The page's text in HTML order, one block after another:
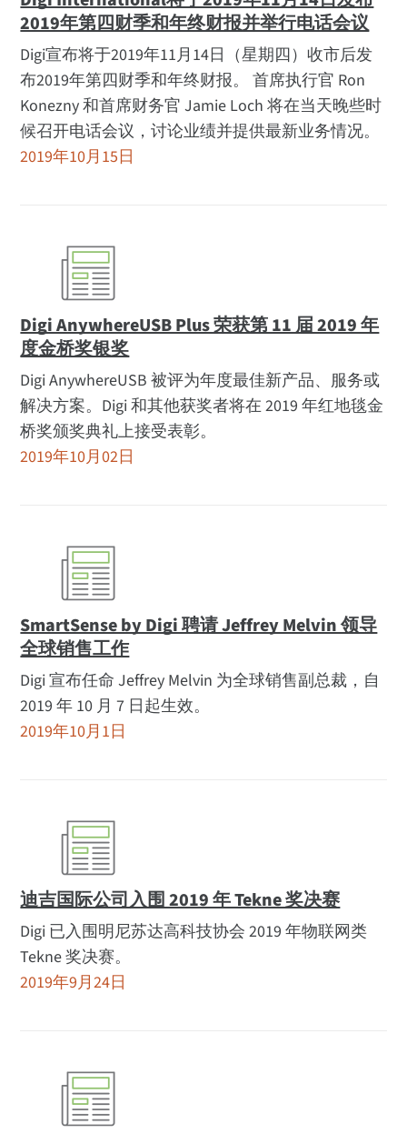
2019年第四财季和年终财报并举行电话会议
Digi宣布将于2019年11月14日（星期四）收市后发
布2019年第四财季和年终财报。 首席执行官 Ron
Konezny 和首席财务官 Jamie Loch 将在当天晚些时
候召开电话会议，讨论业绩并提供最新业务情况。
2019年10月15日
Digi AnywhereUSB Plus 荣获第 11 届 2019 年
度金桥奖银奖
Digi AnywhereUSB 被评为年度最佳新产品、服务或
解决方案。Digi 和其他获奖者将在 2019 年红地毯金
桥奖颁奖典礼上接受表彰。
2019年10月02日
SmartSense by Digi 聘请 Jeffrey Melvin 领导
全球销售工作
Digi 宣布任命 Jeffrey Melvin 为全球销售副总裁，自
2019 年 10 月 7 日起生效。
2019年10月1日
迪吉国际公司入围 2019 年 Tekne 奖决赛
Digi 已入围明尼苏达高科技协会 2019 年物联网类
Tekne 奖决赛。
2019年9月24日